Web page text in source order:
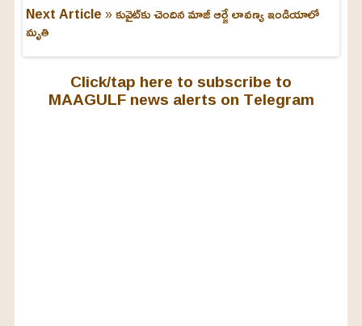
Next Article »కువైట్‌కు చెందిన మాజీ ఆర్జే లావణ్య ఇండియాలో
మృతి
Click/tap here to subscribe to
MAAGULF news alerts on Telegram